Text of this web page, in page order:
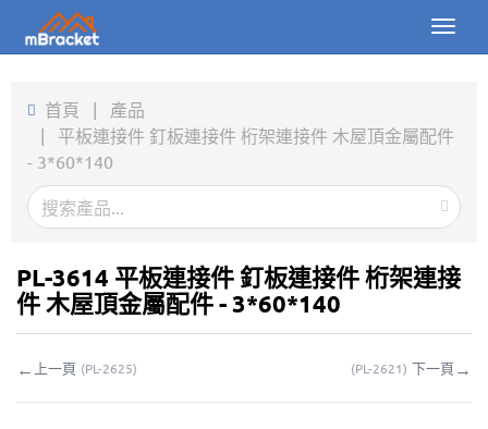
Toggle
產品
新聞
關於我們
下載
首頁 | 產品
| 平板連接件 釘板連接件 桁架連接件 木屋頂金屬配件
- 3*60*140
PL-3614 平板連接件 釘板連接件 桁架連接
件 木屋頂金屬配件 - 3*60*140
← 上一頁 (PL-2625) (PL-2621) 下一頁 →